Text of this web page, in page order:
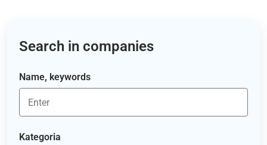
Search in companies
Name, keywords
Kategoria